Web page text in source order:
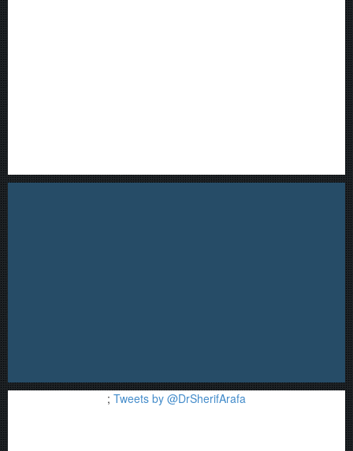
Tweets by @DrSherifArafa
;